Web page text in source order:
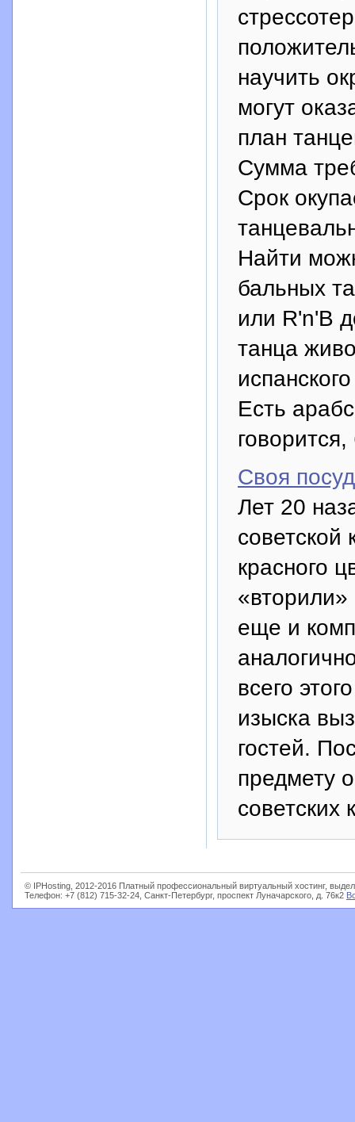
научить
могут
план
Сумма
Срок
Найти
бальных
или R'n'B
танца
Есть
Своя
Лет 20
советской
красного
еще и
всего
изыска
гостей.
предмету
советских
© IPHosting, 2012-2016 Платный профессиональный виртуальный хостинг,
Телефон: +7 (812) 715-32-24, Санкт-Петербург, проспект Луначарского, д. 76к2